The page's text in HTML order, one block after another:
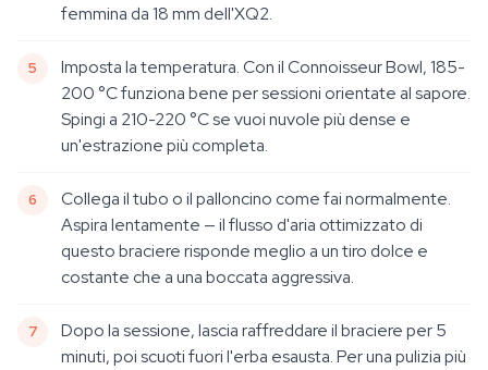
femmina da 18 mm dell'XQ2.
Imposta la temperatura. Con il Connoisseur Bowl, 185-
200 °C funziona bene per sessioni orientate al sapore.
Spingi a 210-220 °C se vuoi nuvole più dense e
un'estrazione più completa.
Collega il tubo o il palloncino come fai normalmente.
Aspira lentamente — il flusso d'aria ottimizzato di
questo braciere risponde meglio a un tiro dolce e
costante che a una boccata aggressiva.
Dopo la sessione, lascia raffreddare il braciere per 5
minuti, poi scuoti fuori l'erba esausta. Per una pulizia più